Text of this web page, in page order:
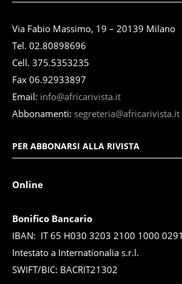
Via Fabio Massimo, 19 – 20139 Milano
Tel. 02.80898696
Cell. 375.5353235
Fax 06.92933897
Email: info@africarivista.it
Abbonamenti: segreteria@africarivista.it
PER ABBONARSI ALLA RIVISTA
Online
Bonifico Bancario
IBAN: IT 65 H030 3203 2100 1000
Intestato a Internationalia s.r.l.
SWIFT/BIC: BACRIT21302